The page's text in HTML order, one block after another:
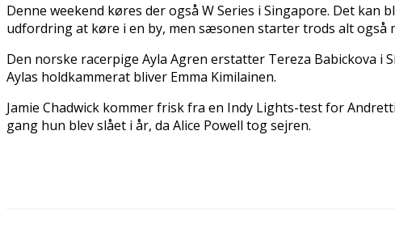
Denne weekend køres der også W Series i Singapore. Det
udfordring at køre i en by, men sæsonen starter trods alt også
Den norske racerpige Ayla Agren erstatter Tereza Babickova i
Aylas holdkammerat bliver Emma Kimilainen.
Jamie Chadwick kommer frisk fra en Indy Lights-test for
gang hun blev slået i år, da Alice Powell tog sejren.